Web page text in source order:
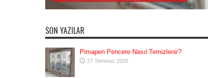
SON YAZILAR
Pimapen Pencere Nasıl Temizlenir?
27 Temmuz 2026